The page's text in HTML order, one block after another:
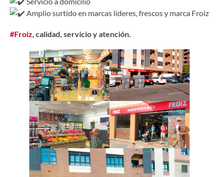
Amplio surtido en marcas líderes, frescos y marca Froiz
#Froiz, calidad, servicio y atención.